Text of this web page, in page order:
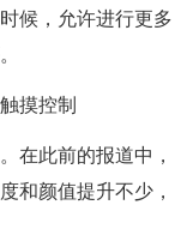
候，允许进行更多
在此前的报道中，
和颜值提升不少，